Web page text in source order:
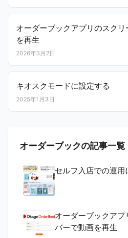
オーダーブックアプリのスク
を再生
2026年3月2日
キオスクモードに設定する
2025年1月3日
オーダーブックの記事一覧
セルフ入店での運用
オーダーブックア
バーで動画を再生